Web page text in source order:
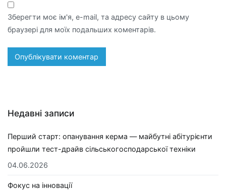
Зберегти моє ім'я, e-mail, та адресу сайту в цьому
браузері для моїх подальших коментарів.
Недавні записи
Перший старт: опанування керма — майбутні абітурієнти
пройшли тест-драйв сільськогосподарської техніки
04.06.2026
Фокус на інновації